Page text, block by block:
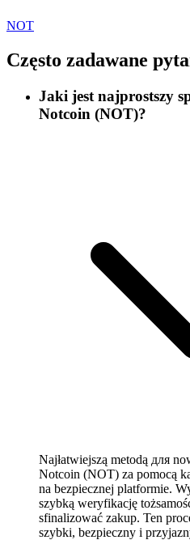
NOT
Często zadawane
Jaki jest najprostszy
Notcoin (NOT)?
Najłatwiejszą metodą для
Notcoin (NOT) za pomocą
na bezpiecznej platformie.
szybką weryfikację
sfinalizować zakup. Ten
szybki, bezpieczny i